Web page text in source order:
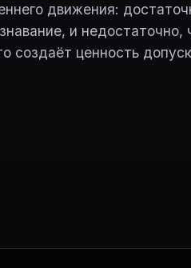
движения:
и недостаточно,
создаёт ценность